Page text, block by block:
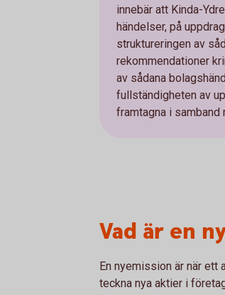
innebär att Kinda-
händelser, på
struktureringen av
rekommendationer
av sådana
fullständigheten av
framtagna i
Vad är en
En nyemission är när
teckna nya aktier i